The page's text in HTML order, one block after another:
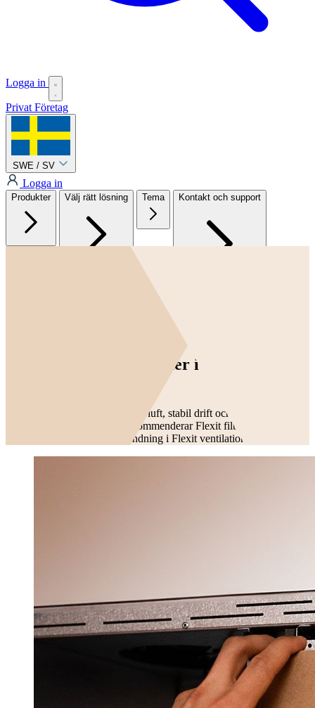
Logga in
Privat Företag
SWE / SV
Logga in
Produkter Välj rätt lösning Tema Kontakt och support
Krav på ventilationsfilter i Flexit ventilationsaggregat
Krav på ventilationsfilter i Flexit
Rätt ventilationsfilter ger renare luft, stabil drift och lägre
energianvändning. Därför rekommenderar Flexit filter som är testade
och dokumenterade för användning i Flexit ventilationsaggregat.